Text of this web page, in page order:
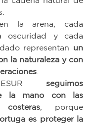
la arena, cada
oscuridad y cada
representan un
la naturaleza y con
seguimos
la mano con las
costeras
es proteger la